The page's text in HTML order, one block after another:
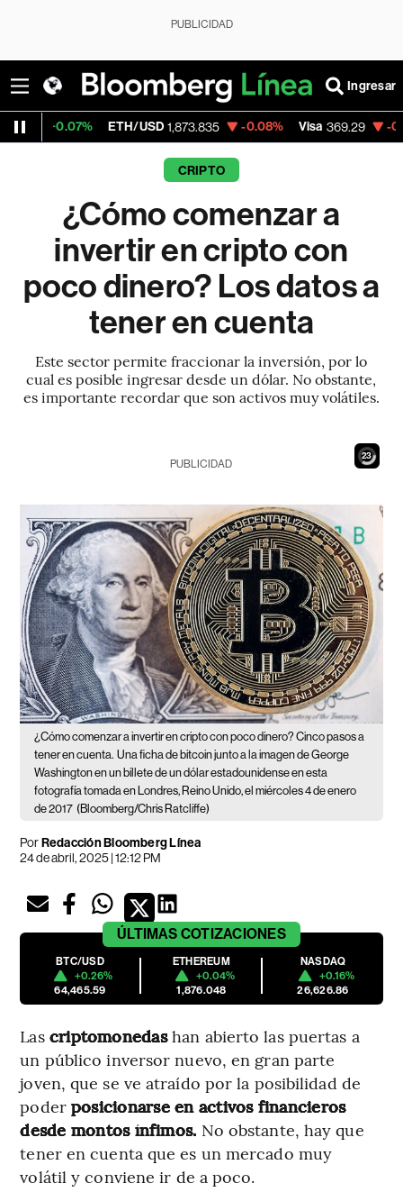
PUBLICIDAD
Ingresar
ETH/USD 1,873.835 -0.08% Visa 369.29 -0.08%
CRIPTO
¿Cómo comenzar a
invertir en cripto con
poco dinero? Los datos a
tener en cuenta
Este sector permite fraccionar la inversión, por lo
cual es posible ingresar desde un dólar. No obstante,
es importante recordar que son activos muy volátiles.
21
PUBLICIDAD
¿Cómo comenzar a invertir en cripto con poco dinero? Cinco pasos a
tener en cuenta. Una ficha de bitcoin junto a la imagen de George
Washington en un billete de un dólar estadounidense en esta
fotografía tomada en Londres, Reino Unido, el miércoles 4 de enero
de 2017 (Bloomberg/Chris Ratcliffe)
PorRedacción Bloomberg Línea
24 de abril, 2025 | 12:12 PM
ÚLTIMAS COTIZACIONES
BTC/USD
+0.26%
64,465.59
ETHEREUM
+0.04%
1,876.048
NASDAQ
+0.16%
26,626.86
Las criptomonedashan abierto las puertas a
un público inversor nuevo, en gran parte
joven, que se ve atraído por la posibilidad de
poder posicionarse en activos financieros
desde montos ínfimos. No obstante, hay que
tener en cuenta que es un mercado muy
volátil y conviene ir de a poco.